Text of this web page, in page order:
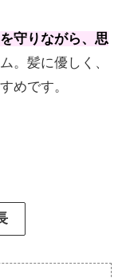
守りながら、思
。髪に優しく、
めです。